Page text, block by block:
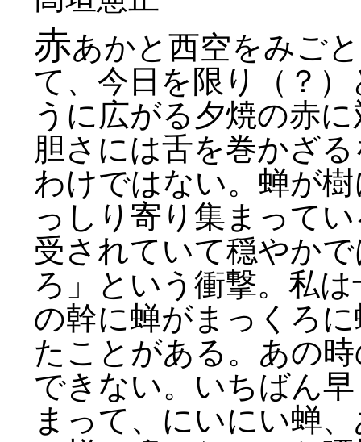
赤あかと西空をみご
て、今日を限り（？
うに広がる夕焼の赤
胆さには舌を巻かざ
わけではない。蝉が
っしり寄り集まって
受されていて穏やか
ろ」という衝撃。私
の幹に蝉がまっくろ
たことがある。あの
できない。いちばん
まって、にいにい蝉